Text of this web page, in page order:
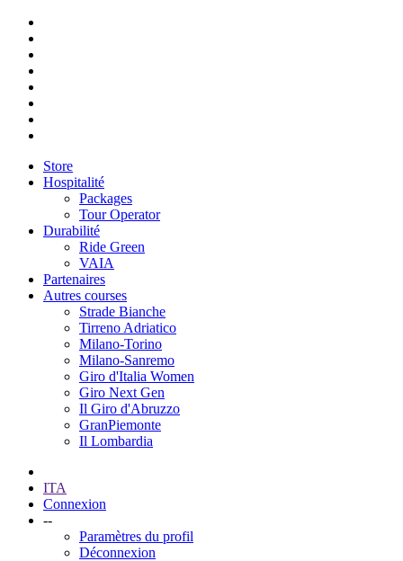
Store
Hospitalité
Packages
Tour Operator
Durabilité
Ride Green
VAIA
Partenaires
Autres courses
Strade Bianche
Tirreno Adriatico
Milano-Torino
Milano-Sanremo
Giro d'Italia Women
Giro Next Gen
Il Giro d'Abruzzo
GranPiemonte
Il Lombardia
ITA
Connexion
--
Paramètres du profil
Déconnexion